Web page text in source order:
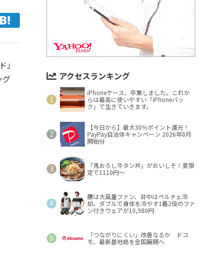
」
グ
アクセスランキング
iPhoneケース、卒業しました。これか
らは最高に使いやすい「iPhoneバッ
ク」で生きていきます。
【今日から】最大30％ポイント還元！
PayPay自治体キャンペーン 2026年8月
開始分
「鬼おろし牛タン丼」がおいしそ！夏限
定で1110円～
腰は大風量ファン、背中はペルチェ冷
却。ダブルで身体を冷やす1着2役のファ
ン付きウェアが10,980円
「つながりにくい」改善なるか ドコ
モ、最新基地局を全国展開へ